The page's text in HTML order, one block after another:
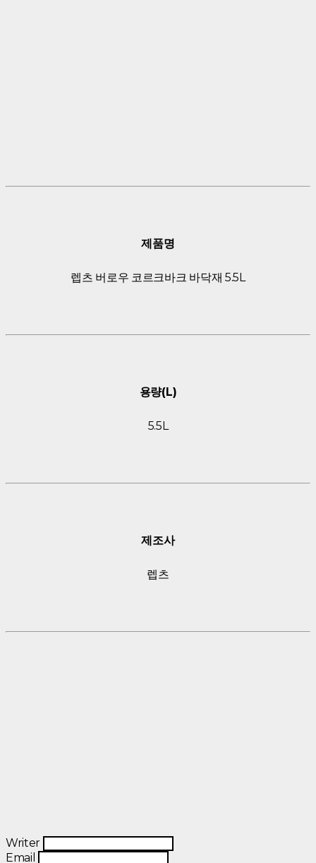
제품명
렙츠 버로우 코르크바크 바닥재 5.5L
용량(L)
5.5L
제조사
렙츠
Writer
Email